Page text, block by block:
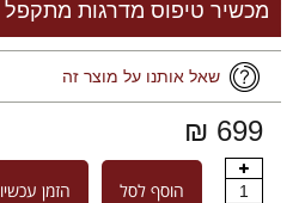
מכשיר טיפוס מדרגות מתקפל
שאל אותנו על מוצר זה
699 ₪
1 הוסף לסל הזמן עכשיו